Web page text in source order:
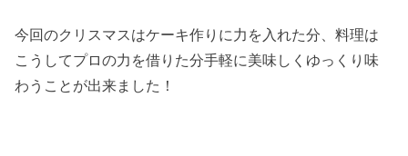
今回のクリスマスはケーキ作りに力を入れた分、料理は
こうしてプロの力を借りた分手軽に美味しくゆっくり味
わうことが出来ました！